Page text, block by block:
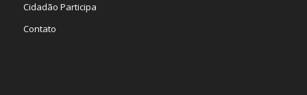
Cidadão Participa
Contato